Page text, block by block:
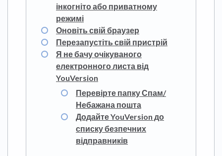
інкогніто або приватному
режимі
Оновіть свій браузер
Перезапустіть свій пристрій
Я не бачу очікуваного
електронного листа від
YouVersion
Перевірте папку Спам/
Небажана пошта
Додайте YouVersion до
списку безпечних
відправників